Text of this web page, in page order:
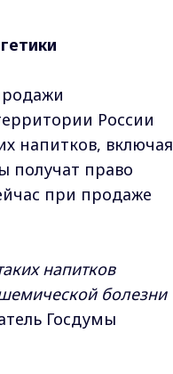
России
напитков, включая
получат право
при продаже
напитков
болезни
Госдумы